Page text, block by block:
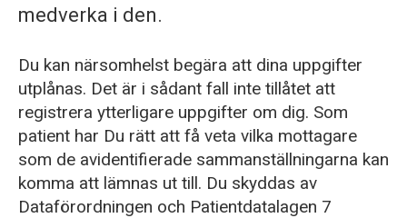
medverka i den.
Du kan närsomhelst begära att dina uppgifter
utplånas. Det är i sådant fall inte tillåtet att
registrera ytterligare uppgifter om dig. Som
patient har Du rätt att få veta vilka mottagare
som de avidentifierade sammanställningarna kan
komma att lämnas ut till. Du skyddas av
Dataförordningen och Patientdatalagen 7